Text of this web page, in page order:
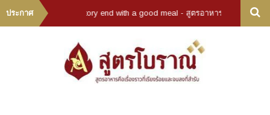
ประกาศ
- A recipe is a story end with a good meal - สูตรอาหารคือเรื่องราวที่เรียงร้